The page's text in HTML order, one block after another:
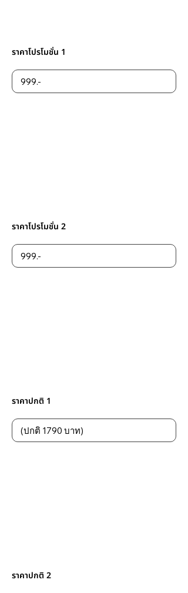
ราคาโปรโมชั่น 1
ราคาโปรโมชั่น 2
ราคาปกติ 1
ราคาปกติ 2